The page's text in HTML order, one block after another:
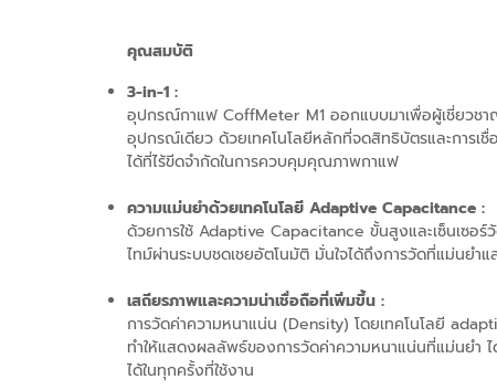
คุณสมบัติ
3-in-1 :
อุปกรณ์กาแฟ CoffMeter M1 ออกแบบมาเพื่อผู้เชี่ยวชา
อุปกรณ์เดียว ด้วยเทคโนโลยีหลักที่จดสิทธิบัตรและการเ
ได้ที่ไร้ขีดจำกัดในการควบคุมคุณภาพกาแฟ
ความแม่นยำด้วยเทคโนโลยี Adaptive Capacitance :
ด้วยการใช้ Adaptive Capacitance ขั้นสูงและเซ็นเซ
ไทม์ผ่านระบบชดเชยอัตโนมัติ มั่นใจได้ถึงการวัดที่แม่นย
เสถียรภาพและความน่าเชื่อถือที่เพิ่มขึ้น :
การวัดค่าความหนาแน่น (Density) โดยเทคโนโลยี
ทำให้แสดงผลลัพธ์ของการวัดค่าความหนาแน่นที่แม่นยำ
ได้ในทุกครั้งที่ใช้งาน